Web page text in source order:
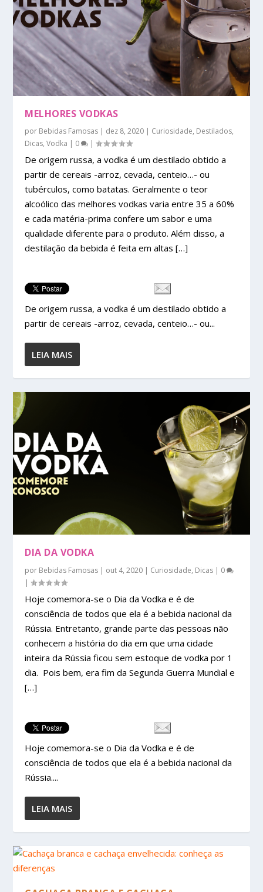
MELHORES VODKAS
por Bebidas Famosas | dez 8, 2020 | Curiosidade, Destilados,
Dicas,Vodka | 0 |
De origem russa, a vodka é um destilado obtido a
partir de cereais -arroz, cevada, centeio…- ou
tubérculos, como batatas. Geralmente o teor
alcoólico das melhores vodkas varia entre 35 a 60%
e cada matéria-prima confere um sabor e uma
qualidade diferente para o produto. Além disso, a
destilação da bebida é feita em altas […]
De origem russa, a vodka é um destilado obtido a
partir de cereais -arroz, cevada, centeio…- ou...
LEIA MAIS
DIA DA VODKA
por Bebidas Famosas | out 4, 2020 | Curiosidade, Dicas | 0
|
Hoje comemora-se o Dia da Vodka e é de
consciência de todos que ela é a bebida nacional da
Rússia. Entretanto, grande parte das pessoas não
conhecem a história do dia em que uma cidade
inteira da Rússia ficou sem estoque de vodka por 1
dia. Pois bem, era fim da Segunda Guerra Mundial e
[…]
Hoje comemora-se o Dia da Vodka e é de
consciência de todos que ela é a bebida nacional da
Rússia....
LEIA MAIS